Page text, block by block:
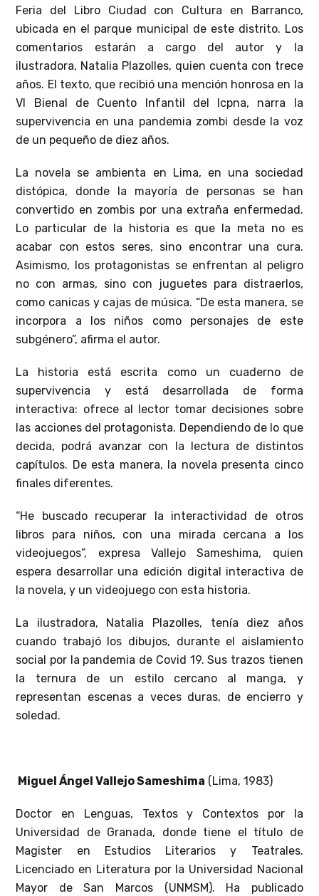
Feria del Libro Ciudad con Cultura en Barranco,
ubicada en el parque municipal de este distrito. Los
comentarios estarán a cargo del autor y la
ilustradora, Natalia Plazolles, quien cuenta con trece
años. El texto, que recibió una mención honrosa en la
VI Bienal de Cuento Infantil del Icpna, narra la
supervivencia en una pandemia zombi desde la voz
de un pequeño de diez años.
La novela se ambienta en Lima, en una sociedad
distópica, donde la mayoría de personas se han
convertido en zombis por una extraña enfermedad.
Lo particular de la historia es que la meta no es
acabar con estos seres, sino encontrar una cura.
Asimismo, los protagonistas se enfrentan al peligro
no con armas, sino con juguetes para distraerlos,
como canicas y cajas de música. “De esta manera, se
incorpora a los niños como personajes de este
subgénero”, afirma el autor.
La historia está escrita como un cuaderno de
supervivencia y está desarrollada de forma
interactiva: ofrece al lector tomar decisiones sobre
las acciones del protagonista. Dependiendo de lo que
decida, podrá avanzar con la lectura de distintos
capítulos. De esta manera, la novela presenta cinco
finales diferentes.
“He buscado recuperar la interactividad de otros
libros para niños, con una mirada cercana a los
videojuegos”, expresa Vallejo Sameshima, quien
espera desarrollar una edición digital interactiva de
la novela, y un videojuego con esta historia.
La ilustradora, Natalia Plazolles, tenía diez años
cuando trabajó los dibujos, durante el aislamiento
social por la pandemia de Covid 19. Sus trazos tienen
la ternura de un estilo cercano al manga, y
representan escenas a veces duras, de encierro y
soledad.
Miguel Ángel Vallejo Sameshima (Lima, 1983)
Doctor en Lenguas, Textos y Contextos por la
Universidad de Granada, donde tiene el título de
Magister en Estudios Literarios y Teatrales.
Licenciado en Literatura por la Universidad Nacional
Mayor de San Marcos (UNMSM). Ha publicado